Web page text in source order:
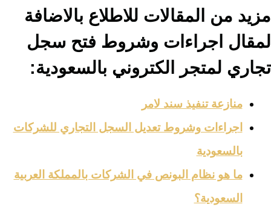
مزيد من المقالات للاطلاع بالاضافة
لمقال اجراءات وشروط فتح سجل
تجاري لمتجر الكتروني بالسعودية:
منازعة تنفيذ سند لامر
اجراءات وشروط تعديل السجل التجاري للشركات
بالسعودية
ما هو نظام البونص في الشركات بالمملكة العربية
السعودية؟